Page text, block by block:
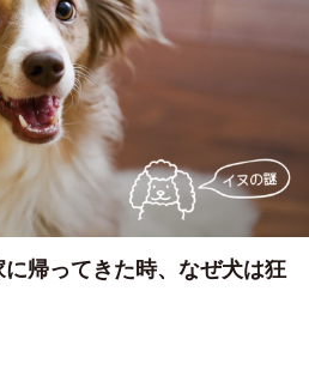
に帰ってきた時、なぜ犬は狂